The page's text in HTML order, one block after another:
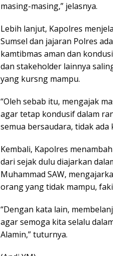
masing-masing,” jelasnya.
Lebih lanjut, Kapolres
Sumsel dan jajaran Polres
kamtibmas aman dan
dan stakeholder lainnya
yang kursng mampu.
“Oleh sebab itu, mengajak
agar tetap kondusif dalam
semua bersaudara, tidak ada
Kembali, Kapolres
dari sejak dulu diajarkan
Muhammad SAW,
orang yang tidak mampu,
“Dengan kata lain,
agar semoga kita selalu
Alamin,” tuturnya.